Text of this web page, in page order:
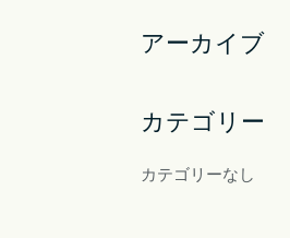
アーカイブ
カテゴリー
カテゴリーなし